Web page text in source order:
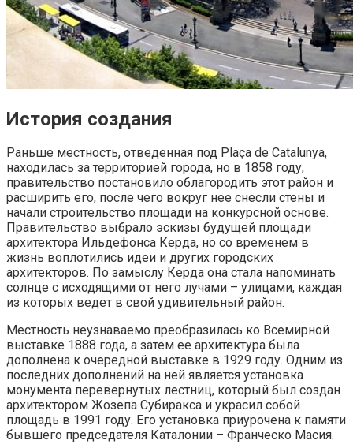
История создания
Раньше местность, отведенная под Plaça de Catalunya,
находилась за территорией города, но в 1858 году,
правительство постановило облагородить этот район и
расширить его, после чего вокруг нее снесли стены и
начали строительство площади на конкурсной основе.
Правительство выбрало эскизы будущей площади
архитектора Ильдефонса Керда, но со временем в
жизнь воплотились идеи и других городских
архитекторов. По замыслу Керда она стала напоминать
солнце с исходящими от него лучами – улицами, каждая
из которых ведет в свой удивительный район.
Местность неузнаваемо преобразилась ко Всемирной
выставке 1888 года, а затем ее архитектура была
дополнена к очередной выставке в 1929 году. Одним из
последних дополнений на ней является установка
монумента перевернутых лестниц, который был создан
архитектором Жозепа Субиракса и украсил собой
площадь в 1991 году. Его установка приурочена к памяти
бывшего председателя Каталонии – Франческо Масия.